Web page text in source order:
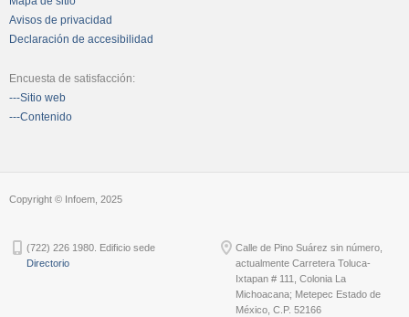
Avisos de privacidad
Declaración de accesibilidad
Encuesta de satisfacción:
---Sitio web
---Contenido
Copyright © Infoem, 2025
(722) 226 1980. Edificio sede
Directorio
Calle de Pino Suárez sin número,
actualmente Carretera Toluca-
Ixtapan # 111, Colonia La
Michoacana; Metepec Estado de
México, C.P. 52166